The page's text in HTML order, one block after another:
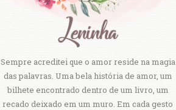
Sempre acreditei que o amor reside na magia
das palavras. Uma bela história de amor, um
bilhete encontrado dentro de um livro, um
recado deixado em um muro. Em cada gesto